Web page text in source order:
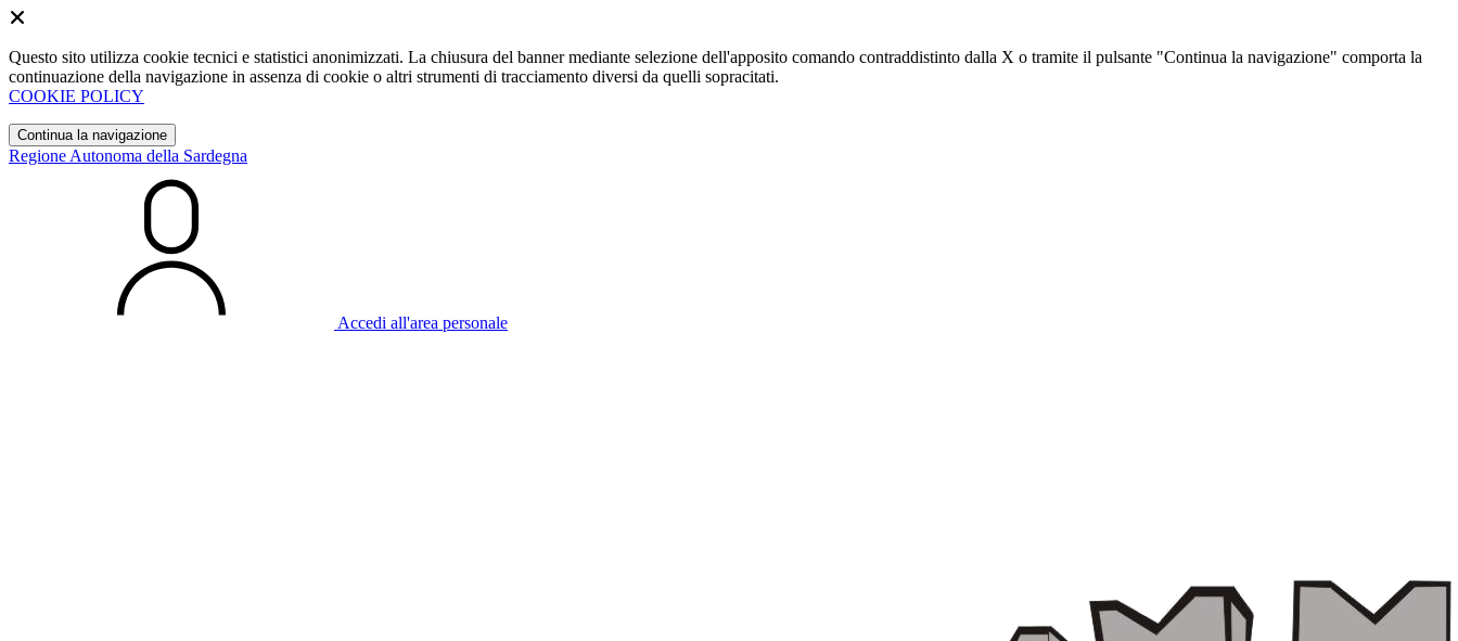
Questo sito utilizza cookie tecnici e statistici anonimizzati. La chiusura del banner mediante selezione dell'apposito comando contraddistinto dalla X o tramite il pulsante "Continua la navigazione" comporta la
continuazione della navigazione in assenza di cookie o altri strumenti di tracciamento diversi da quelli sopracitati.
COOKIE POLICY
Continua la navigazione
Regione Autonoma della Sardegna
Accedi all'area personale